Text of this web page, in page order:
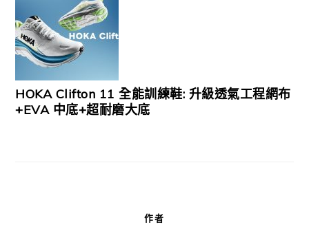
HOKA Clifton 11 全能訓練鞋: 升級透氣工程網布
+EVA 中底+超耐磨大底
作者